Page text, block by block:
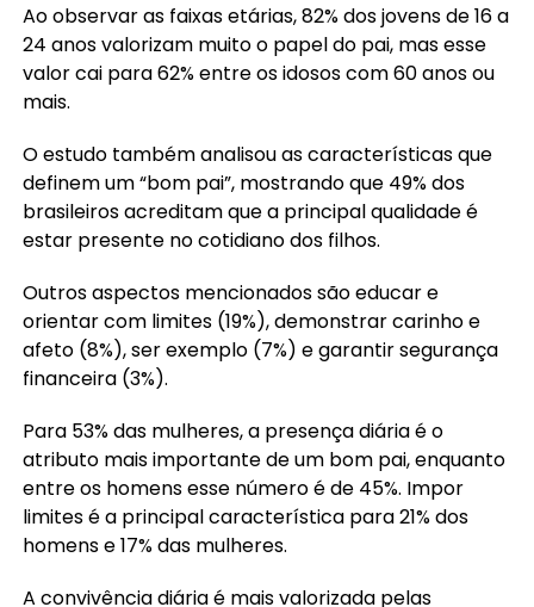
Ao observar as faixas etárias, 82% dos jovens de 16 a
24 anos valorizam muito o papel do pai, mas esse
valor cai para 62% entre os idosos com 60 anos ou
mais.
O estudo também analisou as características que
definem um “bom pai”, mostrando que 49% dos
brasileiros acreditam que a principal qualidade é
estar presente no cotidiano dos filhos.
Outros aspectos mencionados são educar e
orientar com limites (19%), demonstrar carinho e
afeto (8%), ser exemplo (7%) e garantir segurança
financeira (3%).
Para 53% das mulheres, a presença diária é o
atributo mais importante de um bom pai, enquanto
entre os homens esse número é de 45%. Impor
limites é a principal característica para 21% dos
homens e 17% das mulheres.
A convivência diária é mais valorizada pelas